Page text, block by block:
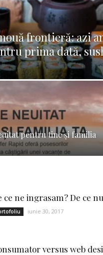
frontieră: azi
prima dată,
pentru tine și familia
ce ne ingrasam? De ce
iunie 30, 2017
versus web